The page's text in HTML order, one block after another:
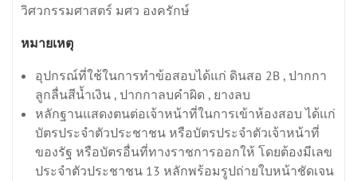
วิศวกรรมศาสตร์ มศว องครักษ์
หมายเหตุ
อุปกรณ์ที่ใช้ในการทำข้อสอบได้แก่ ดินสอ 2B , ปากกา
ลูกลื่นสีน้ำเงิน , ปากกาลบคำผิด , ยางลบ
หลักฐานแสดงตนต่อเจ้าหน้าที่ในการเข้าห้องสอบ ได้แก่
บัตรประจำตัวประชาชน หรือบัตรประจำตัวเจ้าหน้าที่
ของรัฐ หรือบัตรอื่นที่ทางราชการออกให้ โดยต้องมีเลข
ประจำตัวประชาชน 13 หลักพร้อมรูปถ่ายใบหน้าชัดเจน